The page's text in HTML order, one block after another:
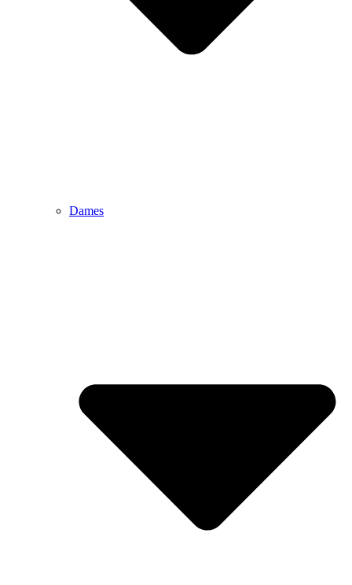
Dames